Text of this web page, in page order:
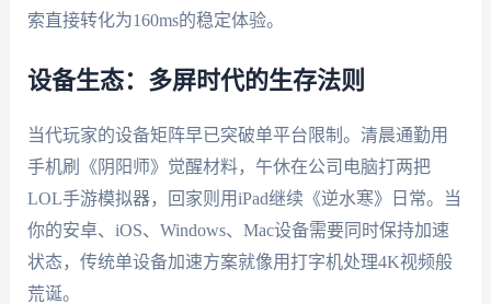
索直接转化为160ms的稳定体验。
设备生态：多屏时代的生存法则
当代玩家的设备矩阵早已突破单平台限制。清晨通勤用
手机刷《阴阳师》觉醒材料，午休在公司电脑打两把
LOL手游模拟器，回家则用iPad继续《逆水寒》日常。当
你的安卓、iOS、Windows、Mac设备需要同时保持加速
状态，传统单设备加速方案就像用打字机处理4K视频般
荒诞。